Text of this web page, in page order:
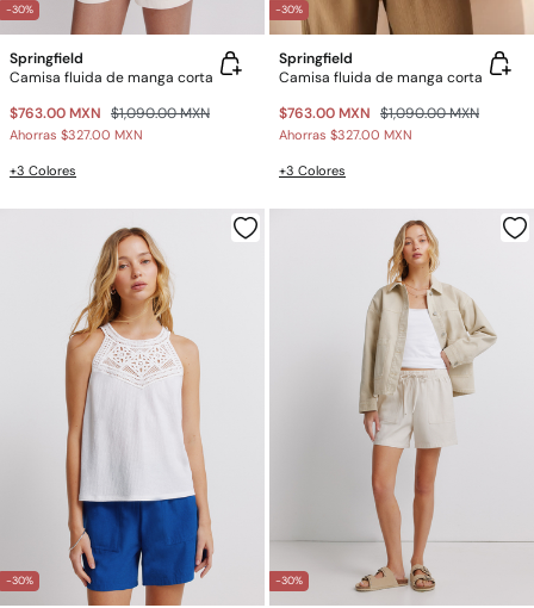
-30%
Springfield
Camisa fluida de manga corta
$763.00 MXN $1,090.00 MXN
Ahorras $327.00 MXN
+3 Colores
-30%
Springfield
Camisa fluida de manga corta
$763.00 MXN $1,090.00 MXN
Ahorras $327.00 MXN
+3 Colores
-30% -30%